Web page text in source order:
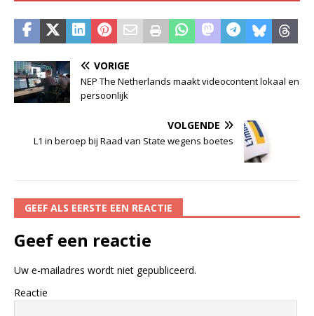
VORIGE
NEP The Netherlands maakt videocontent lokaal en
persoonlijk
VOLGENDE
L1 in beroep bij Raad van State wegens boetes
GEEF ALS EERSTE EEN REACTIE
Geef een reactie
Uw e-mailadres wordt niet gepubliceerd.
Reactie